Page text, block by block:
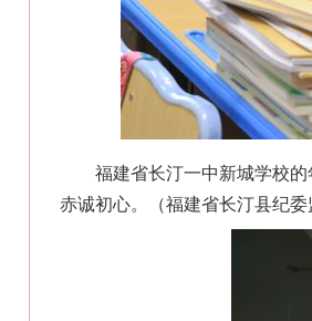
福建省长汀一中新城学校的年
赤诚初心。（福建省长汀县纪